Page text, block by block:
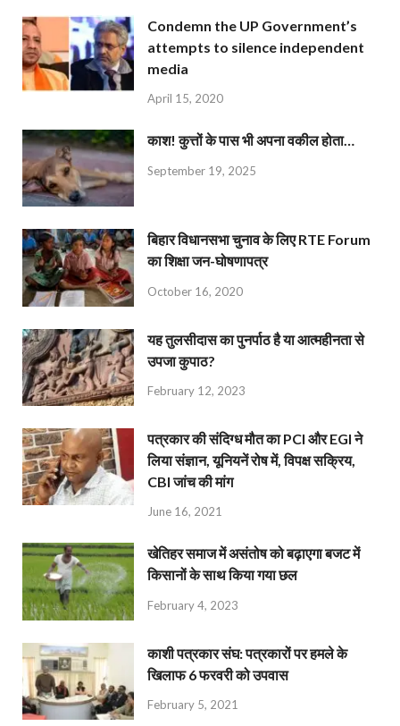
Condemn the UP Government’s
attempts to silence independent
media
April 15, 2020
काश! कुत्तों के पास भी अपना वकील होता…
September 19, 2025
बिहार विधानसभा चुनाव के लिए RTE Forum
का शिक्षा जन-घोषणापत्र
October 16, 2020
यह तुलसीदास का पुनर्पाठ है या आत्महीनता से
उपजा कुपाठ?
February 12, 2023
पत्रकार की संदिग्ध मौत का PCI और EGI ने
लिया संज्ञान, यूनियनें रोष में, विपक्ष सक्रिय,
CBI जांच की मांग
June 16, 2021
खेतिहर समाज में असंतोष को बढ़ाएगा बजट में
किसानों के साथ किया गया छल
February 4, 2023
काशी पत्रकार संघ: पत्रकारों पर हमले के
खिलाफ 6 फरवरी को उपवास
February 5, 2021